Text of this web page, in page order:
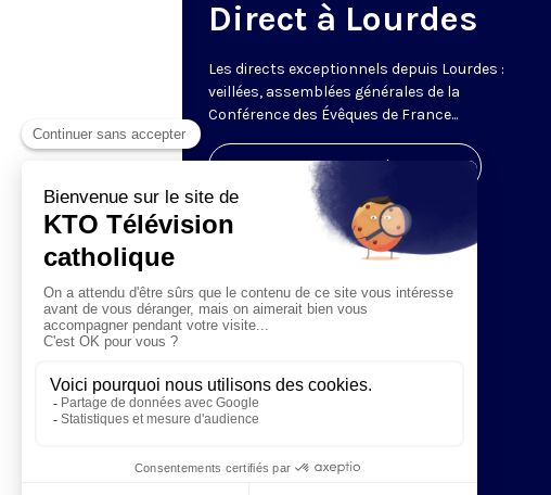
Direct à Lourdes
Les directs exceptionnels depuis Lourdes :
veillées, assemblées générales de la
Conférence des Évêques de France...
Visiter la page de l'émission